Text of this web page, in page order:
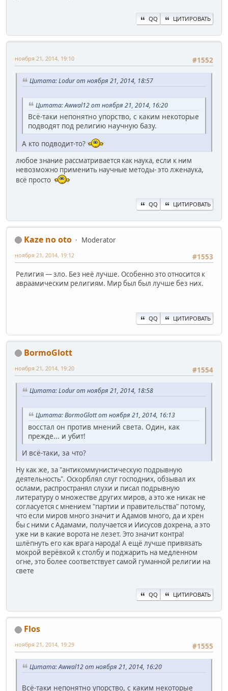
QQ ЦИТИРОВАТЬ
#1552
ноября 21, 2014, 19:10
Цитата: Lodur от ноября 21, 2014, 18:57
Цитата: Awwal12 от ноября 21, 2014, 16:20
Всё-таки непонятно упорство, с каким некоторые
подводят под религию научную базу.
А кто подводит-то?
любое знание рассматривается как наука, если к ним
невозможно применить научные методы- это лженаука,
всё просто
QQ ЦИТИРОВАТЬ
Kaze no oto
Moderator
#1553
ноября 21, 2014, 19:12
Религия — зло. Без неё лучше. Особенно это относится к
авраамическим религиям. Мир был был лучше без них.
QQ ЦИТИРОВАТЬ
BormoGlott
#1554
ноября 21, 2014, 19:20
Цитата: Lodur от ноября 21, 2014, 18:58
Цитата: BormoGlott от ноября 21, 2014, 16:13
восстал он против мнений света. Один, как
прежде... и убит!
И всё-таки, за что?
Ну как же, за "антикоммунистическую подрывную
деятельность". Оскорблял слуг господних, обзывал их
ослами, распространял слухи и писал подрывную
литературу о множестве других миров, а это же никак не
согласуется с мнением "партии и правительства" потому,
что если миров много значит и Адамов много, да и хрен
бы с ними с Адамами, получается и Иисусов дохрена, а это
уже ни в какие ворота не лезет. Это значит контра!
шлёпнуть его как врага народа! А ещё лучше привязать
мокрой верёвкой к столбу и поджарить на медленном
огне, это более соответствует самой гуманной религии на
свете
QQ ЦИТИРОВАТЬ
Flos
#1555
ноября 21, 2014, 19:29
Цитата: Awwal12 от ноября 21, 2014, 16:20
Всё-таки непонятно упорство, с каким некоторые